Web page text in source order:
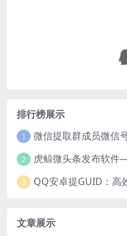
排行榜展示
1
2
3
文章展示